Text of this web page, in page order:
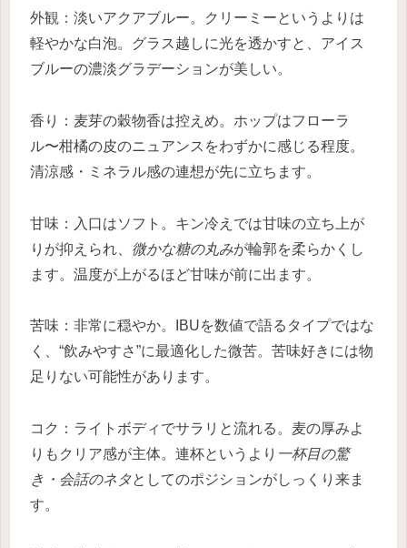
外観：淡いアクアブルー。クリーミーというよりは
軽やかな白泡。グラス越しに光を透かすと、アイス
ブルーの濃淡グラデーションが美しい。
香り：麦芽の穀物香は控えめ。ホップはフローラ
ル〜柑橘の皮のニュアンスをわずかに感じる程度。
清涼感・ミネラル感の連想が先に立ちます。
甘味：入口はソフト。キン冷えでは甘味の立ち上が
りが抑えられ、 微かな糖の丸みが輪郭を柔らかくし
ます。温度が上がるほど甘味が前に出ます。
苦味：非常に穏やか。IBUを数値で語るタイプではな
く、“飲みやすさ”に最適化した微苦。苦味好きには物
足りない可能性があります。
コク：ライトボディでサラリと流れる。麦の厚みよ
りもクリア感が主体。連杯というより 一杯目の驚
き・会話のネタとしてのポジションがしっくり来ま
す。